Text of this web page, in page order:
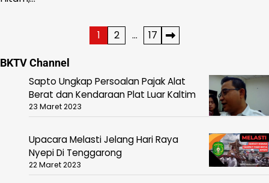
pos
1 2 … 17
BKTV Channel
Sapto Ungkap Persoalan Pajak Alat
Berat dan Kendaraan Plat Luar Kaltim
23 Maret 2023
Upacara Melasti Jelang Hari Raya
Nyepi Di Tenggarong
22 Maret 2023